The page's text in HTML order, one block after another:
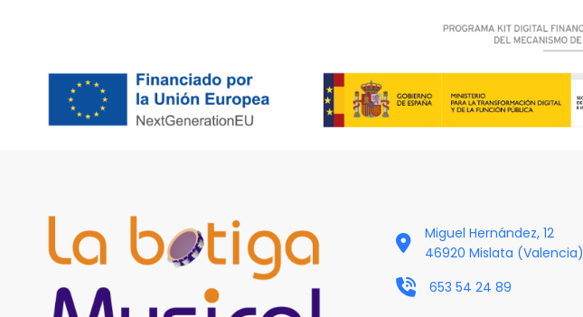
Miguel Hernández, 12
46920 Mislata (Valencia)
653 54 24 89